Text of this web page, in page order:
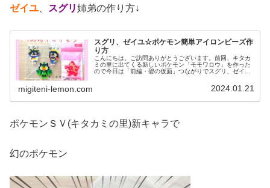
ゼイユ スグリ姉弟の作り方↓
スグリ、ゼイユ☆ポケモン簡単アイロンビーズ作
り方
こんにちは。ご訪問ありがとうございます。前回、キタカ
ミの里に出てくる新しいポケモン「モモワロウ」を作った
ので今日は「前編・碧の仮面」つながりでスグリ、ゼイユ
migiteni-lemon.com 2024.01.21
ポケモンＳＶ(キタカミの里)新キャラで
幻のポケモン